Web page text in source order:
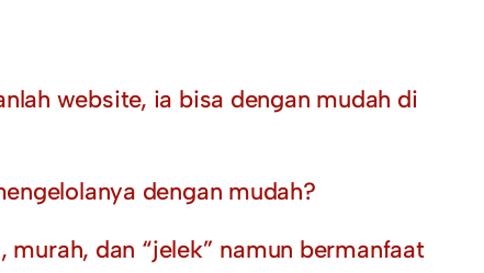
website, ia bisa dengan mudah di
dengan mudah?
dan “jelek” namun bermanfaat